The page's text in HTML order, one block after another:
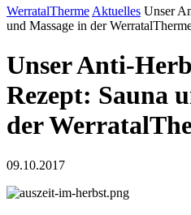
WerratalTherme Aktuelles Unser
und Massage in der
Unser Anti-
Rezept: Sauna
der
09.10.2017